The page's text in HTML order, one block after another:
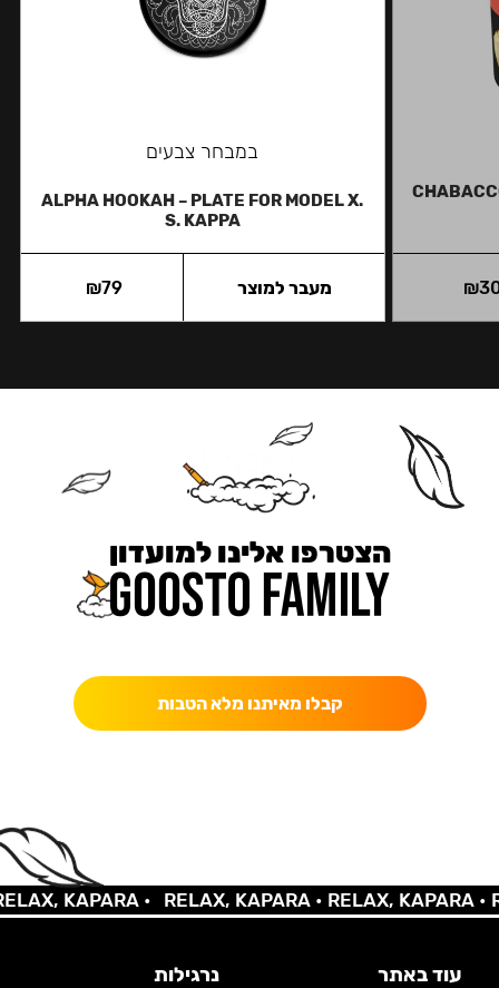
₪
במבחר צבעים
ALPHA HOOKAH – PLATE FOR MODEL X.
S. KAPPA
₪79 מעבר למוצר
הצטרפו אלינו למועדון
קבלו מאיתנו מלא הטבות
KAPARA • RELAX, KAPARA •RELAX, KAPARA •
עוד באתר נרגילות